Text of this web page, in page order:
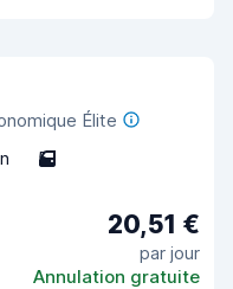
Élite
5
20,51 €
par jour
Annulation gratuite